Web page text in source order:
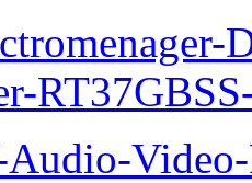
Audio-